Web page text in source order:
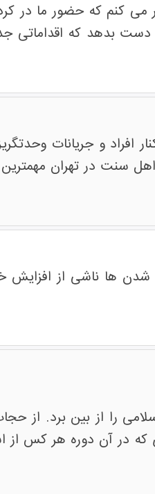
می کنم که حضور ما در
دست بدهد که
افراد و جریانات
سنت در تهران
شدن ها ناشی از
را از بین برد. از
که در آن دوره هر کس از